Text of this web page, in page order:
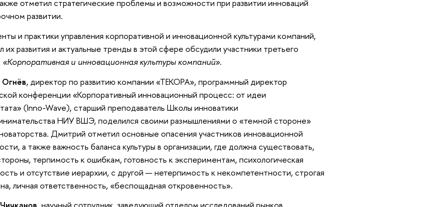
отметил стратегические проблемы и возможности при развитии инноваций
развитии.
и практики управления корпоративной и инновационной культурами компаний,
их развития и актуальные тренды в этой сфере обсудили участники третьего
«Корпоративная и инновационная культуры компаний».
, директор по развитию компании «ТЕКОРА», программный директор
конференции «Корпоративный инновационный процесс: от идеи
(Inno-Wave), старший преподаватель Школы инноватики
НИУ ВШЭ, поделился своими размышлениями о «темной стороне»
Дмитрий отметил основные опасения участников инновационной
а также важность баланса культуры в организации, где должна существовать,
терпимость к ошибкам, готовность к экспериментам, психологическая
и отсутствие иерархии, с другой — нетерпимость к некомпетентности, строгая
личная ответственность, «беспощадная откровенность».